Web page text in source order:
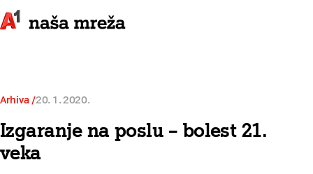
Arhiva 20. 1. 2020.
Izgaranje na poslu – bolest 21.
veka